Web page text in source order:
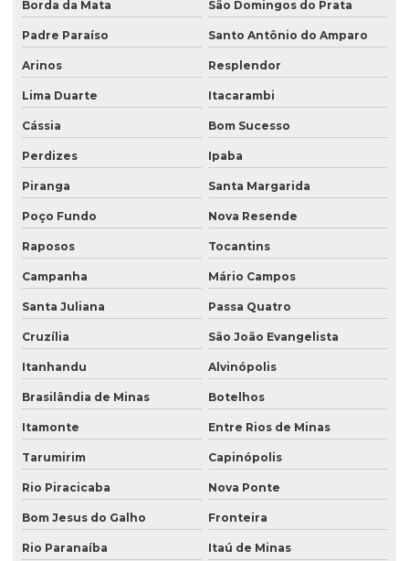
Borda da Mata São Domingos do Prata
Padre Paraíso Santo Antônio do Amparo
Arinos Resplendor
Lima Duarte Itacarambi
Cássia Bom Sucesso
Perdizes Ipaba
Piranga Santa Margarida
Poço Fundo Nova Resende
Raposos Tocantins
Campanha Mário Campos
Santa Juliana Passa Quatro
Cruzília São João Evangelista
Itanhandu Alvinópolis
Brasilândia de Minas Botelhos
Itamonte Entre Rios de Minas
Tarumirim Capinópolis
Rio Piracicaba Nova Ponte
Bom Jesus do Galho Fronteira
Rio Paranaíba Itaú de Minas